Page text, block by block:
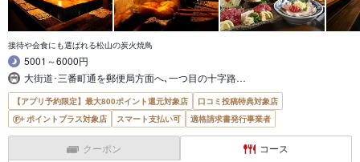
接待や会食にも選ばれる松山の炭火焼鳥
5001～6000円
大街道･三番町通を郵便局方面へ､一つ目の十字路…
【アプリ予約限定】最大800ポイント還元対象店
口コミ投稿特典対象店
ポイントプラス対象店
スマート支払い可 適格請求書発行事業者
クーポン コース